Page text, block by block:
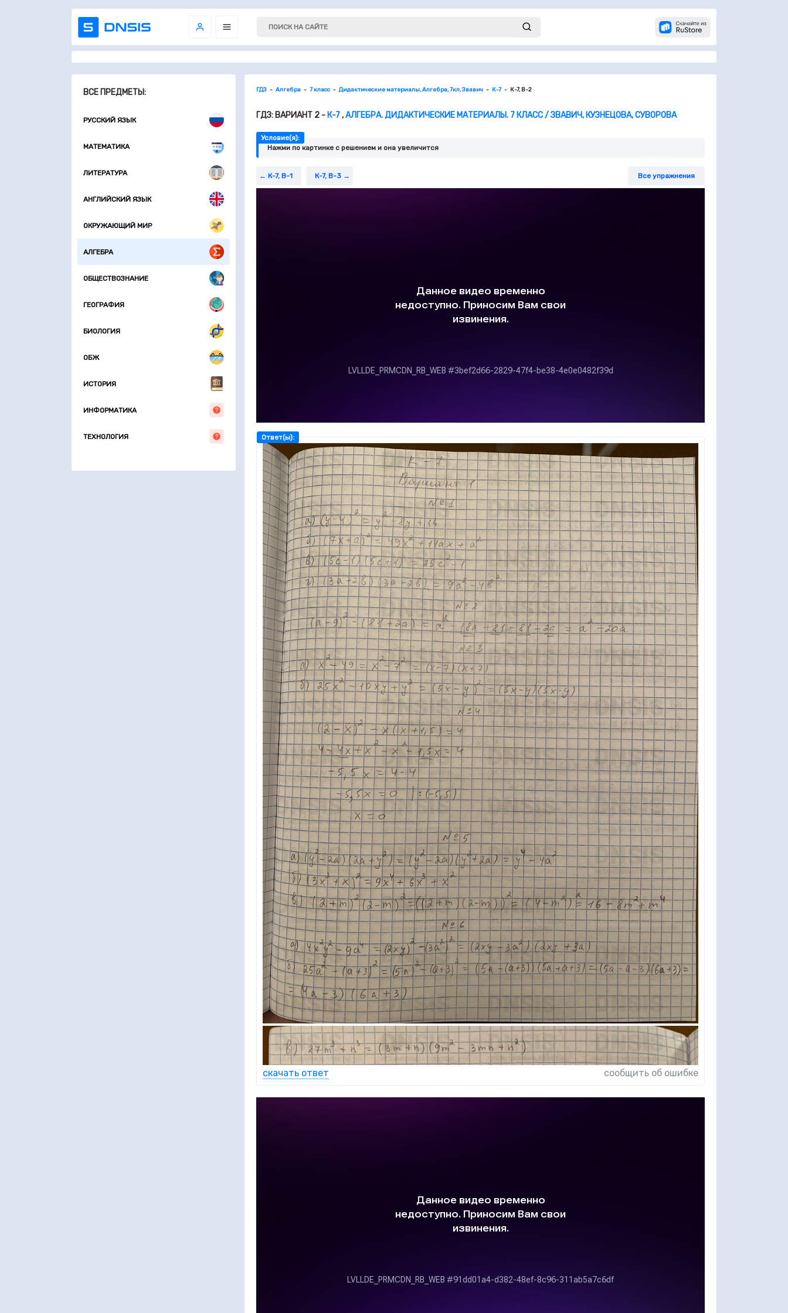
ВСЕ ПРЕДМЕТЫ:
РУССКИЙ ЯЗЫК
МАТЕМАТИКА
ЛИТЕРАТУРА
АНГЛИЙСКИЙ ЯЗЫК
ОКРУЖАЮЩИЙ МИР
АЛГЕБРА
ОБЩЕСТВОЗНАНИЕ
ГЕОГРАФИЯ
БИОЛОГИЯ
ОБЖ
ИСТОРИЯ
ИНФОРМАТИКА
ТЕХНОЛОГИЯ
ГДЗ Алгебра 7 класс Дидактические материалы, Алгебра, 7кл, Звавич К-7 К-7, В-2
ГДЗ: ВАРИАНТ 2 - К-7,АЛГЕБРА. ДИДАКТИЧЕСКИЕ МАТЕРИАЛЫ. 7 КЛАСС / ЗВАВИЧ, КУЗНЕЦОВА, СУВОРОВА
Условие(я):
Нажми по картинке c решением и она увеличится
К-7, В-1 К-7, В-3 Все упражнения
Ответ(ы):
скачать ответ сообщить об ошибке